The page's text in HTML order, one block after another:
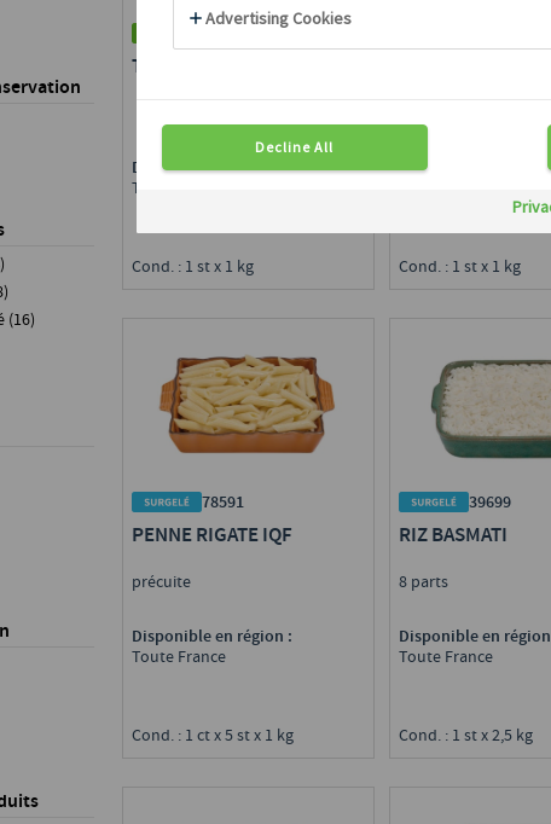
)
)
(16)
TAGLIATELLE
Disponible en région :
Toute France
Cond. : 1 st x 1 kg
Disponible en
Cond. : 1 st x 1 kg
78591
PENNE RIGATE IQF
précuite
Disponible en région :
Toute France
Cond. : 1 ct x 5 st x 1 kg
39699
RIZ BASMATI
8 parts
Disponible en
Toute France
Cond. : 1 st x 2,5 kg